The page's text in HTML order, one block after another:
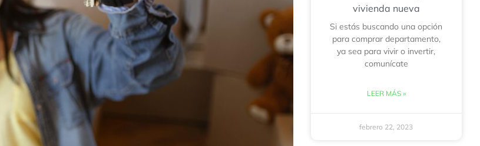
vivienda nueva
Si estás buscando una opción
para comprar departamento,
ya sea para vivir o invertir,
comunícate
LEER MÁS »
febrero 22, 2023